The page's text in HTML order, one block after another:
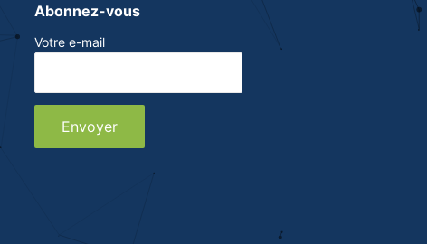
Abonnez-vous
Votre e-mail